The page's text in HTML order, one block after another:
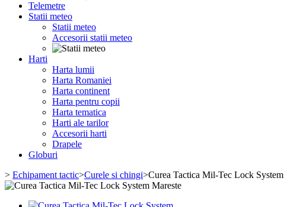
Telemetre
Statii meteo
Statii meteo
Accesorii statii meteo
Harti
Harta lumii
Harta Romaniei
Harta continent
Harta pentru copii
Harta tematica
Harti ale tarilor
Accesorii harti
Drapele
Globuri
> Echipament tactic>Curele si chingi>Curea Tactica Mil-Tec Lock System
Mareste